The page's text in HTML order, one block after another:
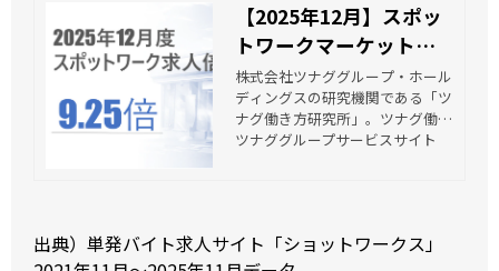
【2025年12月】スポッ
トワークマーケットデ
ータレポート 資料ダ
ウンロード | ツナグ働き
方研究所
株式会社ツナググループ・ホール
ディングスの研究機関である「ツ
ナグ働き方研究所」。ツナグ働き
方研究所は、多様な働き方の実現
点から「多様な労働市場」を調査
研究し、その潮流を読み解き、働
ツナググループサービスサイト
出典）単発バイト求人サイト「ショットワークス」